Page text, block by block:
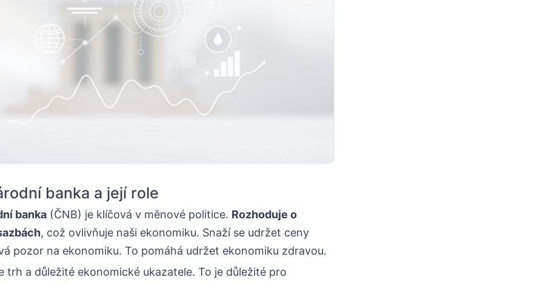
banka a její role
banka (ČNB) je klíčová v měnové politice. Rozhoduje o
, což ovlivňuje naši ekonomiku. Snaží se udržet ceny
pozor na ekonomiku. To pomáhá udržet ekonomiku zdravou.
trh a důležité ekonomické ukazatele. To je důležité pro